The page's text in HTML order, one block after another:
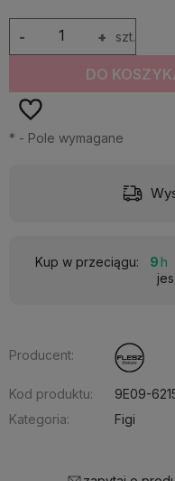
+
- szt.
DO
* - Pole wymagane
Kup w przeciągu: 9
Producent:
Kod produktu:
9E09-
Kategoria:
Figi